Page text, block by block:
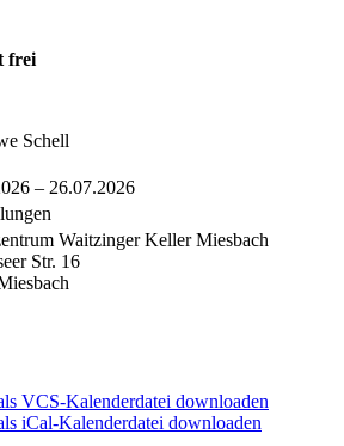
frei
– 26.07.2026
Waitzinger Keller Miesbach
Str. 16
VCS-Kalenderdatei downloaden
iCal-Kalenderdatei downloaden